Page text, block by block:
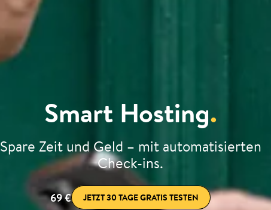
Smart Hosting.
Spare Zeit und Geld – mit automatisierten
Check-ins.
69 € JETZT 30 TAGE GRATIS TESTEN